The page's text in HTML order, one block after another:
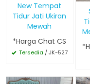
New Tempat
Tidur Jati Ukiran
Mewah
*Harga Chat CS
Tersedia / JK-527